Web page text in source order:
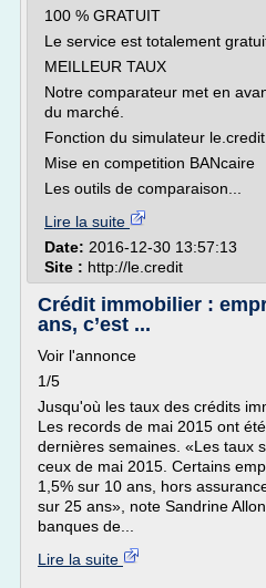
100 % GRATUIT
Le service est totalement
MEILLEUR TAUX
Notre comparateur met en
du marché.
Fonction du simulateur le.credit
Mise en competition BANcaire
Les outils de comparaison...
Lire la suite
Date: 2016-12-30 13:57:13
Site : http://le.credit
Crédit immobilier :
ans, c’est ...
Voir l'annonce
1/5
Jusqu'où les taux des crédits
Les records de mai 2015 ont
dernières semaines. «Les taux
ceux de mai 2015. Certains
1,5% sur 10 ans, hors
sur 25 ans», note Sandrine
banques de...
Lire la suite